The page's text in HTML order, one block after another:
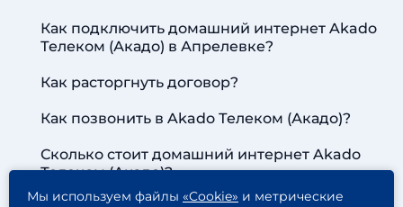
Как подключить домашний интернет Akado
Телеком (Акадо) в Апрелевке?
Как расторгнуть договор?
Как позвонить в Akado Телеком (Акадо)?
Сколько стоит домашний интернет Akado
Телеком (Акадо)?
Мы используем файлы «Cookie» и метрические